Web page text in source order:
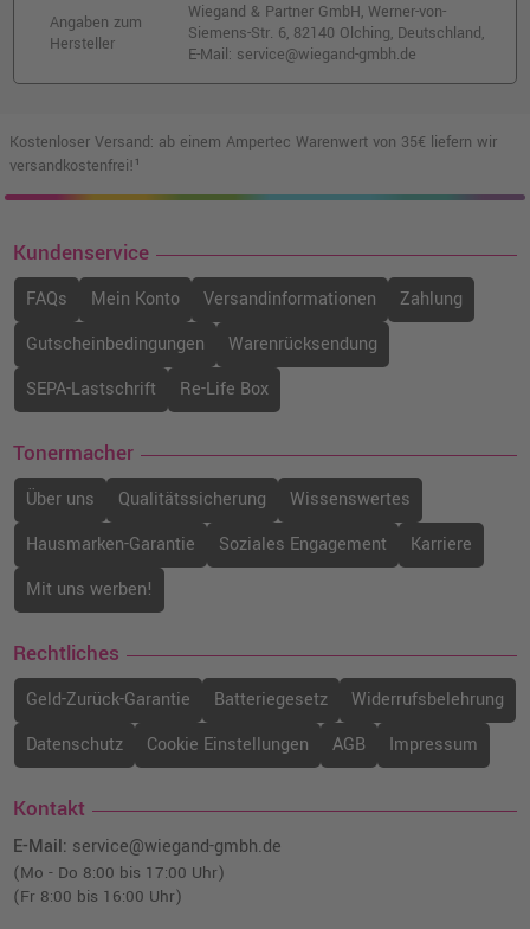
Angaben zum
Hersteller
Wiegand & Partner GmbH, Werner-von-
Siemens-Str. 6, 82140 Olching, Deutschland,
E-Mail: service@wiegand-gmbh.de
Kostenloser Versand: ab einem Ampertec Warenwert von 35€ liefern wir
versandkostenfrei!¹
Kundenservice
FAQs Mein Konto Versandinformationen
Zahlung
Gutscheinbedingungen
Warenrücksendung
SEPA-Lastschrift
Re-Life Box
Tonermacher
Über uns Qualitätssicherung
Wissenswertes
Hausmarken-Garantie
Soziales Engagement
Karriere
Mit uns werben!
Rechtliches
Geld-Zurück-Garantie Batteriegesetz
Widerrufsbelehrung
Datenschutz
Cookie Einstellungen AGB Impressum
Kontakt
E-Mail: service@wiegand-gmbh.de
(Mo - Do 8:00 bis 17:00 Uhr)
(Fr 8:00 bis 16:00 Uhr)